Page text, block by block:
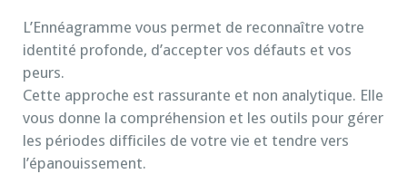
L’Ennéagramme vous permet de reconnaître votre
identité profonde, d’accepter vos défauts et vos
peurs.
Cette approche est rassurante et non analytique. Elle
vous donne la compréhension et les outils pour gérer
les périodes difficiles de votre vie et tendre vers
l’épanouissement.